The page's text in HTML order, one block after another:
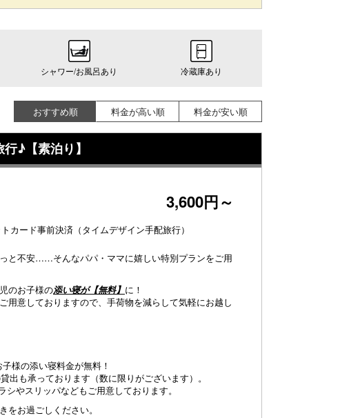
シャワー/お風呂あり 冷蔵庫あり
おすすめ順 料金が高い順 料金が安い順
♪【素泊り】
りがご
【ファミリールーム】旭川エリアでは希少な、大人数で
も同室でご宿泊可能な洋室です。（40平米～)
3,600円～
カード事前決済（タイムデザイン手配旅行）
と不安……そんなパパ・ママに嬉しい特別プランをご用
のお子様の添い寝が【無料】 に！
用意しておりますので、手荷物を減らして気軽にお越し
様の添い寝料金が無料！
も承っております（数に限りがございます）。
やスリッパなどもご用意しております。
をお過ごしください。